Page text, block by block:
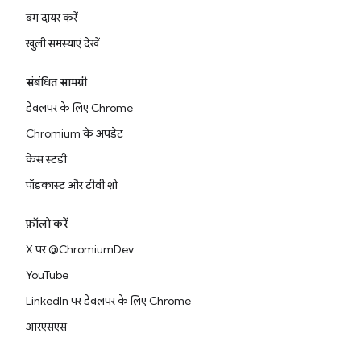
बग दायर करें
खुली समस्याएं देखें
संबंधित सामग्री
डेवलपर के लिए Chrome
Chromium के अपडेट
केस स्टडी
पॉडकास्ट और टीवी शो
फ़ॉलो करें
X पर @ChromiumDev
YouTube
LinkedIn पर डेवलपर के लिए Chrome
आरएसएस